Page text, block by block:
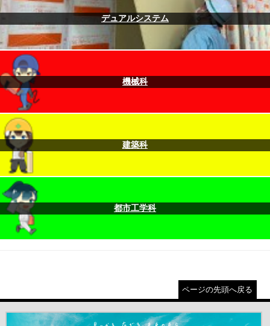
デュアルシステム
機械科
建築科
都市工学科
ページの先頭へ戻る
＃だから都立高（別ウインドウが開きます）